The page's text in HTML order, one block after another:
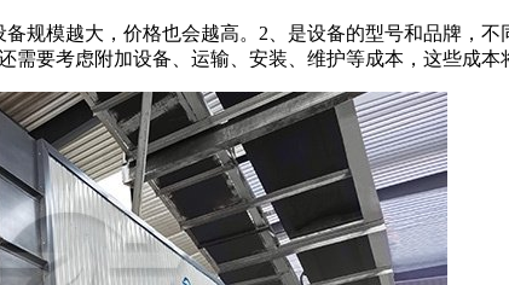
规模越大，价格也会越高。2、是设备的型号和品牌，不
要考虑附加设备、运输、安装、维护等成本，这些成本